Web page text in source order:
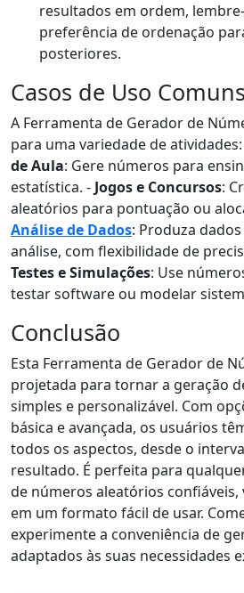
resultados em ordem,
preferência de ordenação
posteriores.
Casos de Uso Comuns
A Ferramenta de Gerador de
para uma variedade de
de Aula: Gere números para
estatística. - Jogos e Concursos:
aleatórios para pontuação ou
Análise de Dados: Produza
análise, com flexibilidade de
Testes e Simulações: Use
testar software ou modelar
Conclusão
Esta Ferramenta de Gerador de
projetada para tornar a geração
simples e personalizável. Com
básica e avançada, os usuários
todos os aspectos, desde o
resultado. É perfeita para
de números aleatórios confiáveis,
em um formato fácil de usar.
experimente a conveniência de
adaptados às suas necessidades